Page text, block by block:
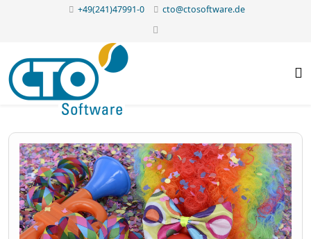
+49(241)47991-0 cto@ctosoftware.de